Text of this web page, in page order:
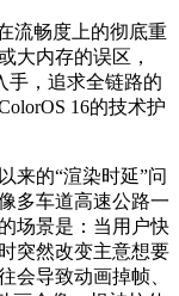
流畅度上的彻底重
大内存的误区，
手，追求全链路的
16的技术护
来的“渲染时延”问
多车道高速公路一
场景是：当用户快
突然改变主意想要
会导致动画掉帧、